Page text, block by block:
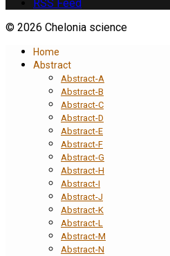
RSS Feed
© 2026 Chelonia science
Home
Abstract
Abstract-A
Abstract-B
Abstract-C
Abstract-D
Abstract-E
Abstract-F
Abstract-G
Abstract-H
Abstract-I
Abstract-J
Abstract-K
Abstract-L
Abstract-M
Abstract-N